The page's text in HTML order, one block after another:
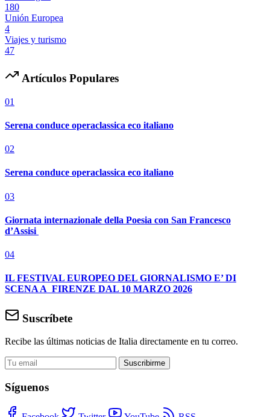
180
Unión Europea
4
Viajes y turismo
47
Artículos Populares
01
Serena conduce operaclassica eco italiano
02
Serena conduce operaclassica eco italiano
03
Giornata internazionale della Poesia con San Francesco
d’Assisi
04
IL FESTIVAL EUROPEO DEL GIORNALISMO E’ DI
SCENA A FIRENZE DAL 10 MARZO 2026
Suscríbete
Recibe las últimas noticias de Italia directamente en tu correo.
Suscribirme
Síguenos